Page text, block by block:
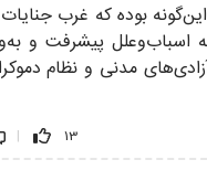
بوده که غرب
اسباب‌و‌علل پیشرفت و
مدنی و نظام
13
|